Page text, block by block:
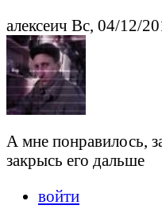
алексеич Вс, 04/12/
А мне понравилось,
закрысь его дальше
войти